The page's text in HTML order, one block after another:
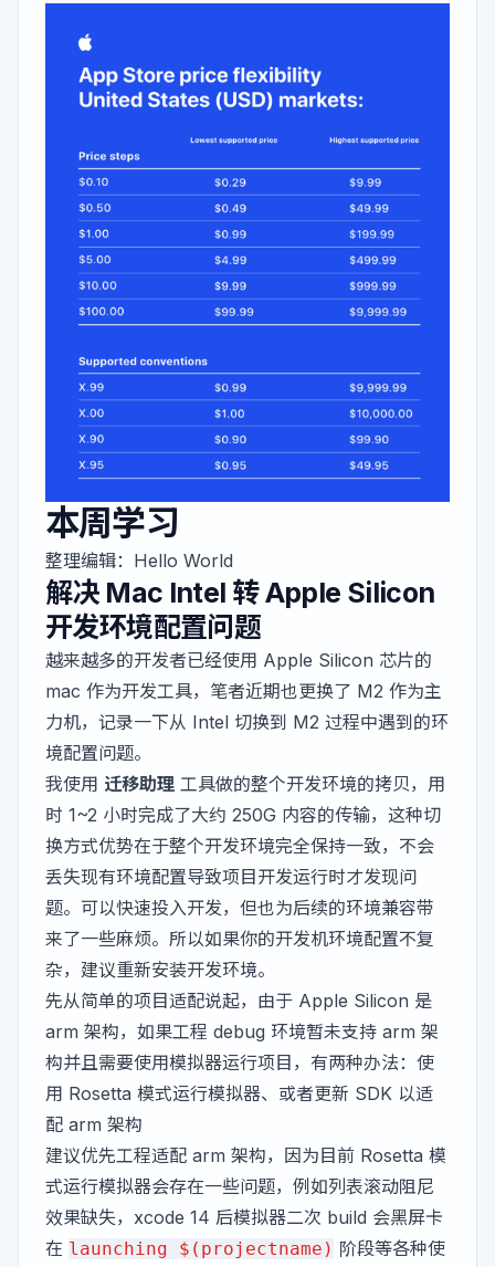
本周学习
整理编辑： Hello World
解决 Mac Intel 转 Apple Silicon
开发环境配置问题
越来越多的开发者已经使用 Apple Silicon 芯片的
mac 作为开发工具，笔者近期也更换了 M2 作为主
力机，记录一下从 Intel 切换到 M2 过程中遇到的环
境配置问题。
我使用 迁移助理 工具做的整个开发环境的拷贝，用
时 1~2 小时完成了大约 250G 内容的传输，这种切
换方式优势在于整个开发环境完全保持一致，不会
丢失现有环境配置导致项目开发运行时才发现问
题。可以快速投入开发，但也为后续的环境兼容带
来了一些麻烦。所以如果你的开发机环境配置不复
杂，建议重新安装开发环境。
先从简单的项目适配说起，由于 Apple Silicon 是
arm 架构，如果工程 debug 环境暂未支持 arm 架
构并且需要使用模拟器运行项目，有两种办法：使
用 Rosetta 模式运行模拟器、或者更新 SDK 以适
配 arm 架构
建议优先工程适配 arm 架构，因为目前 Rosetta 模
式运行模拟器会存在一些问题，例如列表滚动阻尼
效果缺失，xcode 14 后模拟器二次 build 会黑屏卡
在 launching $(projectname) 阶段等各种使